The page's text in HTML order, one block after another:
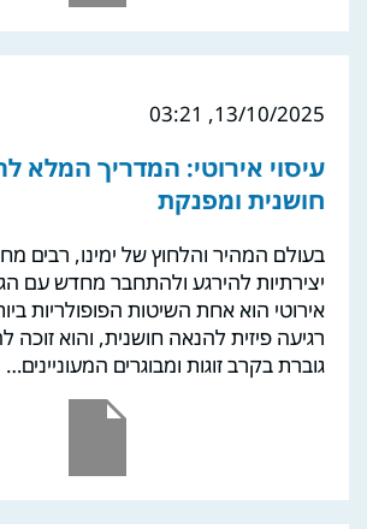
13/10/2025, 03:21
עיסוי אירוטי: המדריך המלא
חושנית ומפנקת
בעולם המהיר והלחוץ של ימינו, רבים
יצירתיות להירגע ולהתחבר מחדש עם
אירוטי הוא אחת השיטות הפופולריות
רגיעה פיזית להנאה חושנית, והוא זוכה
גוברת בקרב זוגות ומבוגרים המעוניינים…